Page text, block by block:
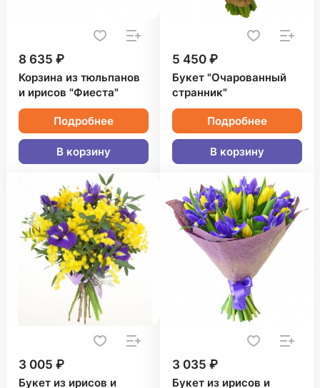
8 635 ₽
Корзина из тюльпанов
и ирисов "Фиеста"
Подробнее
В корзину
5 450 ₽
Букет "Очарованный
странник"
Подробнее
В корзину
3 005 ₽
Букет из ирисов и
3 035 ₽
Букет из ирисов и